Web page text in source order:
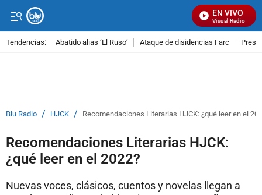
EN VIVO
Señal Visual Radio
Tendencias: Abatido alias ‘El Ruso’ Ataque de disidencias Farc
Blu Radio / HJCK / Recomendaciones Literarias HJCK: ¿qué leer en el
Recomendaciones Literarias HJCK:
¿qué leer en el 2022?
Nuevas voces, clásicos, cuentos y novelas llegan a